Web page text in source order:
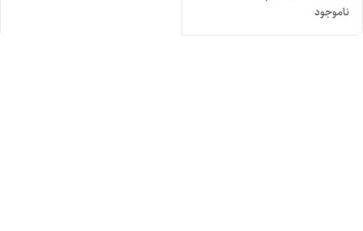
ناموجود